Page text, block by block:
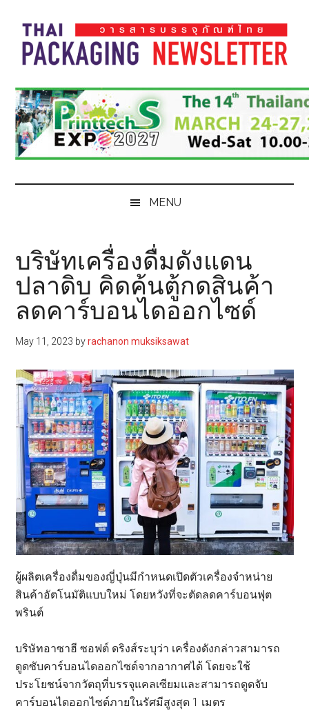
main
content
secondary
menu
primary
sidebar
footer
Thai
Pack
Magazine
Pack
Magazine
MENU
บริษัทเครื่องดื่มดังแดน
ปลาดิบ คิดค้นตู้กดสินค้า
ลดคาร์บอนไดออกไซด์
May 11, 2023 byrachanon muksiksawat
ผู้ผลิตเครื่องดื่มของญี่ปุ่นมีกำหนดเปิดตัวเครื่องจำหน่าย
สินค้าอัตโนมัติแบบใหม่ โดยหวังที่จะตัดลดคาร์บอนฟุต
พรินต์
บริษัทอาซาฮี ซอฟต์ ดริงส์ระบุว่า เครื่องดังกล่าวสามารถ
ดูดซับคาร์บอนไดออกไซด์จากอากาศได้ โดยจะใช้
ประโยชน์จากวัตถุที่บรรจุแคลเซียมและสามารถดูดจับ
คาร์บอนไดออกไซด์ภายในรัศมีสูงสุด 1 เมตร